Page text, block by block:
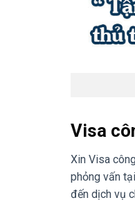
Visa
Xin Visa
phỏng vấn
đến dịch vụ